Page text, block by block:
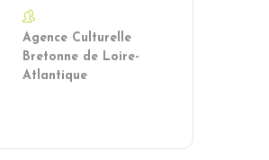
Agence Culturelle
Bretonne de Loire-
Atlantique